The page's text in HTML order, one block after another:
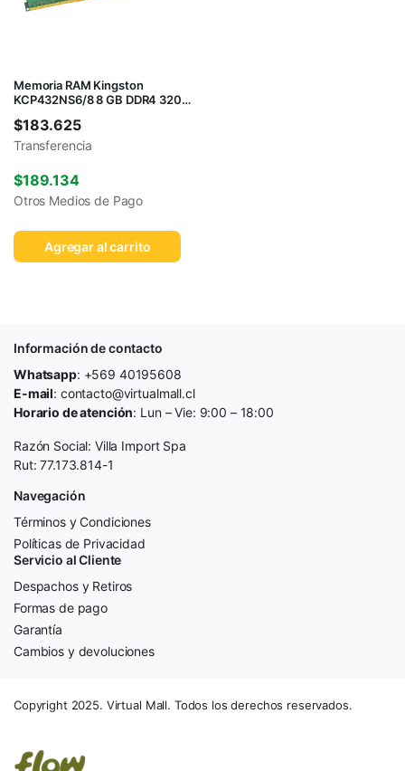
Memoria RAM Kingston
KCP432NS6/8 8 GB DDR4 3200
$183.625
Transferencia
$189.134
Otros Medios de Pago
Agregar al carrito
Información de contacto
Whatsapp: +569 40195608
E-mail: contacto@virtualmall.cl
Horario de atención: Lun – Vie: 9:00 – 18:00
Razón Social: Villa Import Spa
Rut: 77.173.814-1
Navegación
Términos y Condiciones
Políticas de Privacidad
Servicio al Cliente
Despachos y Retiros
Formas de pago
Garantía
Cambios y devoluciones
Copyright 2025. Virtual Mall. Todos los derechos reservados.